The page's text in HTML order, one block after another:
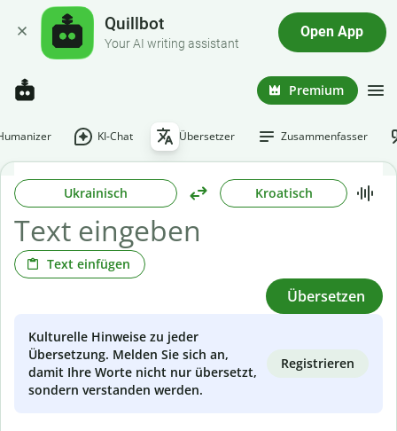
Quillbot
Your AI writing assistant
Open App
Premium
KI-Chat Übersetzer Zusammenfasser
Ukrainisch Kroatisch
Text einfügen
Übersetzen
Kulturelle Hinweise zu jeder
Übersetzung. Melden Sie sich an,
damit Ihre Worte nicht nur übersetzt,
sondern verstanden werden.
Registrieren